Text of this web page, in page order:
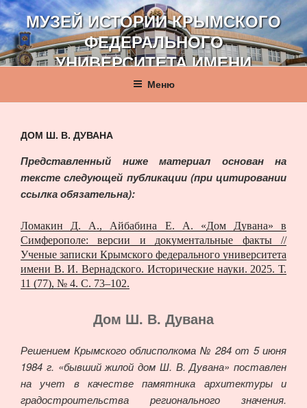
Перейти
к
содержимому
МУЗЕЙ ИСТОРИИ КРЫМСКОГО
ФЕДЕРАЛЬНОГО
УНИВЕРСИТЕТА ИМЕНИ
В. И. ВЕРНАДСКОГО
Меню
ДОМ Ш. В. ДУВАНА
Представленный ниже материал основан на
тексте следующей публикации (при цитировании
ссылка обязательна):
Ломакин Д. А., Айбабина Е. А. «Дом Дувана» в
Симферополе: версии и документальные факты //
Ученые записки Крымского федерального университета
имени В. И. Вернадского. Исторические науки. 2025. Т.
11 (77), № 4. С. 73–102.
Дом Ш. В. Дувана
Решением Крымского облисполкома № 284 от 5 июня
1984 г. «бывший жилой дом Ш. В. Дувана» поставлен
на учет в качестве памятника архитектуры и
градостроительства регионального значения.